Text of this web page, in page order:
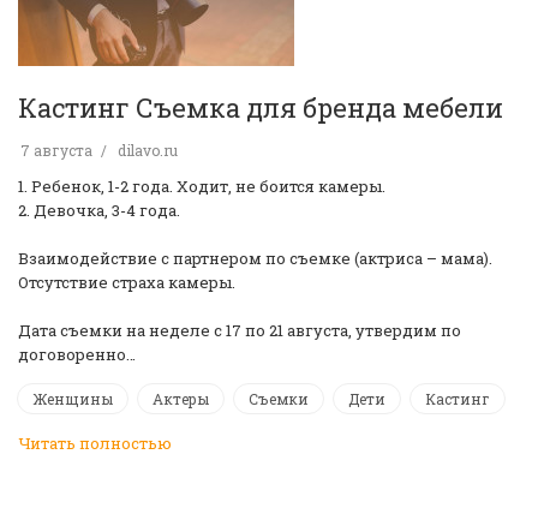
Кастинг Съемка для бренда мебели
7 августа dilavo.ru
1. Ребенок, 1-2 года. Ходит, не боится камеры.
2. Девочка, 3-4 года.
Взаимодействие с партнером по съемке (актриса – мама).
Отсутствие страха камеры.
Дата съемки на неделе с 17 по 21 августа, утвердим по
договоренно…
Женщины Актеры Съемки Дети Кастинг
Читать полностью